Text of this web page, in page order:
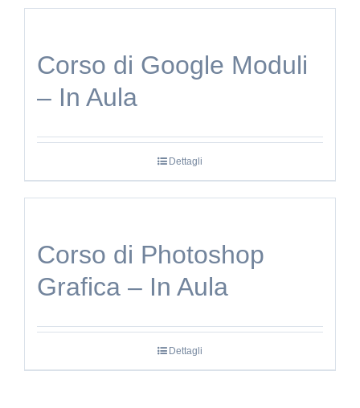
Corso di Google Moduli
– In Aula
Dettagli
Corso di Photoshop
Grafica – In Aula
Dettagli